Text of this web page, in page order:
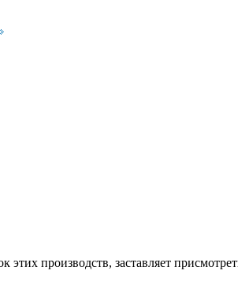
производств, заставляет